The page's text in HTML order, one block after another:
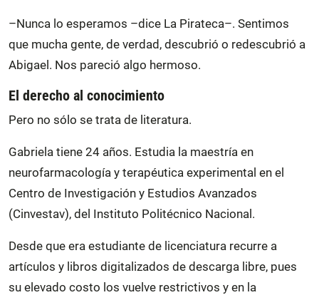
–Nunca lo esperamos –dice La Pirateca–. Sentimos
que mucha gente, de verdad, descubrió o redescubrió a
Abigael. Nos pareció algo hermoso.
El derecho al conocimiento
Pero no sólo se trata de literatura.
Gabriela tiene 24 años. Estudia la maestría en
neurofarmacología y terapéutica experimental en el
Centro de Investigación y Estudios Avanzados
(Cinvestav), del Instituto Politécnico Nacional.
Desde que era estudiante de licenciatura recurre a
artículos y libros digitalizados de descarga libre, pues
su elevado costo los vuelve restrictivos y en la